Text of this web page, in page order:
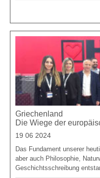
Griechenland
Die Wiege der
19 06 2024
Das Fundament unserer
aber auch Philosophie,
Geschichtsschreibung